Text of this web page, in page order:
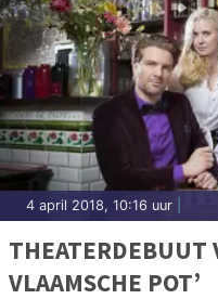
4 april 2018, 10:16 uur
THEATERDEBUUT
VLAAMSCHE POT’